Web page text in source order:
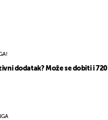
dodatak? Može se dobiti i 720